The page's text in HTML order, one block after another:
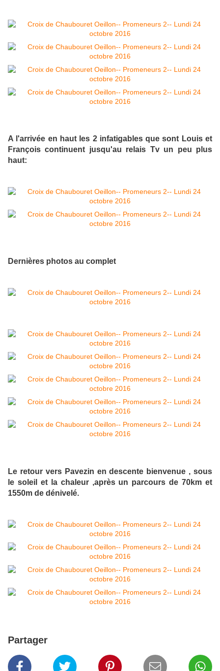
A l'arrivée en haut les 2 infatigables que sont Louis et
François continuent jusqu'au relais Tv un peu plus
haut:
Dernières photos au complet
Le retour vers Pavezin en descente bienvenue , sous
le soleil et la chaleur ,après un parcours de 70km et
1550m de dénivelé.
Partager